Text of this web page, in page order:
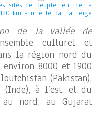
sites de peuplement de la
km alimenté par la neige
de la vallée de
culturel et
la région nord du
8000 et 1900
(Pakistan),
(Inde), à l’est, et du
au nord, au Gujarat